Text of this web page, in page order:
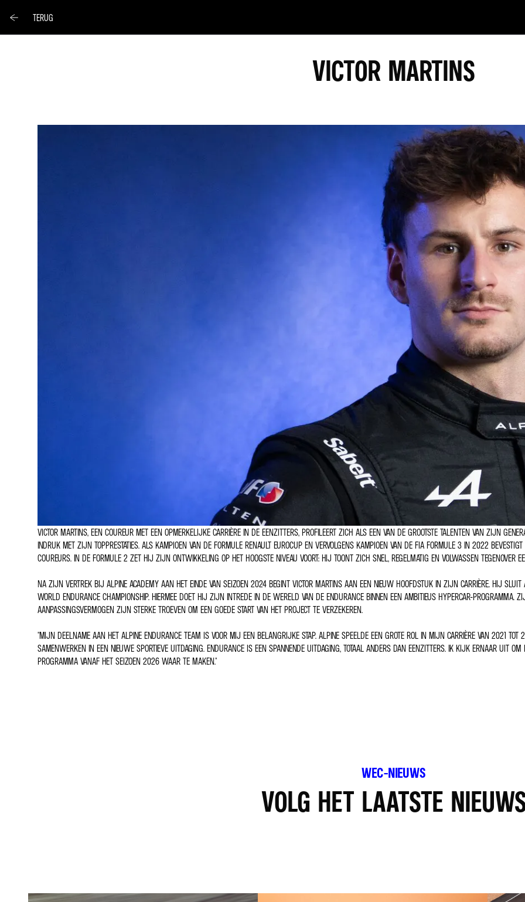
TERUG
VICTOR MARTINS
VICTOR MARTINS, EEN COUREUR MET EEN OPMERKELIJKE CARRIÈRE IN DE EENZITTERS, PROFILEERT ZICH ALS EEN VAN DE GROOTSTE TALENTEN VAN ZIJN
INDRUK MET ZIJN TOPPRESTATIES. ALS KAMPIOEN VAN DE FORMULE RENAULT EUROCUP EN VERVOLGENS KAMPIOEN VAN DE FIA FORMULE 3 IN 2022
COUREURS. IN DE FORMULE 2 ZET HIJ ZIJN ONTWIKKELING OP HET HOOGSTE NIVEAU VOORT: HIJ TOONT ZICH SNEL, REGELMATIG EN VOLWASSEN TEGENOVER
NA ZIJN VERTREK BIJ ALPINE ACADEMY AAN HET EINDE VAN SEIZOEN 2024 BEGINT VICTOR MARTINS AAN EEN NIEUW HOOFDSTUK IN ZIJN CARRIÈRE. HIJ
WORLD ENDURANCE CHAMPIONSHIP. HIERMEE DOET HIJ ZIJN INTREDE IN DE WERELD VAN DE ENDURANCE BINNEN EEN AMBITIEUS HYPERCAR-PROGRAMMA.
AANPASSINGSVERMOGEN ZIJN STERKE TROEVEN OM EEN GOEDE START VAN HET PROJECT TE VERZEKEREN.
"MIJN DEELNAME AAN HET ALPINE ENDURANCE TEAM IS VOOR MIJ EEN BELANGRIJKE STAP. ALPINE SPEELDE EEN GROTE ROL IN MIJN CARRIÈRE VAN 2021
SAMENWERKEN IN EEN NIEUWE SPORTIEVE UITDAGING. ENDURANCE IS EEN SPANNENDE UITDAGING, TOTAAL ANDERS DAN EENZITTERS. IK KIJK ERNAAR UIT
PROGRAMMA VANAF HET SEIZOEN 2026 WAAR TE MAKEN."
WEC-NIEUWS
VOLG HET LAATSTE